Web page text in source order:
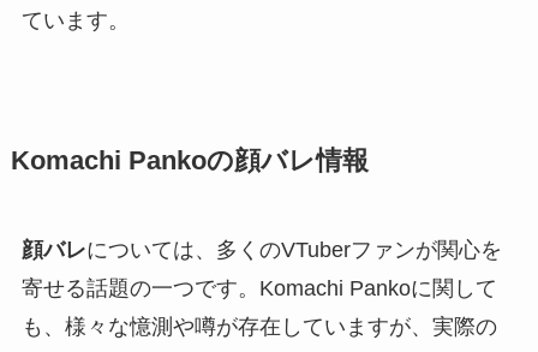
ています。
Komachi Pankoの顔バレ情報
顔バレについては、多くのVTuberファンが関心を
寄せる話題の一つです。Komachi Pankoに関して
も、様々な憶測や噂が存在していますが、実際の